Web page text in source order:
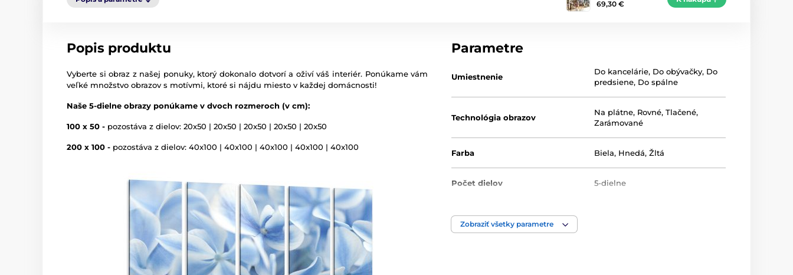
69,30 €
Popis produktu
Vyberte si obraz z našej ponuky, ktorý dokonalo dotvorí a oživí váš interiér. Ponúkame vám
veľké množstvo obrazov s motívmi, ktoré si nájdu miesto v každej domácnosti!
Naše 5-dielne obrazy ponúkame v dvoch rozmeroch (v cm):
100 x 50 - pozostáva z dielov: 20x50 | 20x50 | 20x50 | 20x50 | 20x50
200 x 100 - pozostáva z dielov: 40x100 | 40x100 | 40x100 | 40x100 | 40x100
Parametre
Umiestnenie
Do kancelárie, Do obývačky, Do
predsiene, Do spálne
Technológia obrazov
Na plátne, Rovné,Tlačené,
Zarámované
Farba Biela, Hnedá,Žltá
Počet dielov 5-dielne
Zobraziť všetky parametre